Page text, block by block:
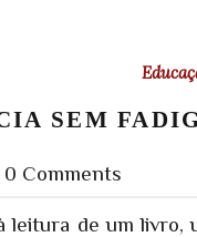
SEM
0 Comments
leitura de um